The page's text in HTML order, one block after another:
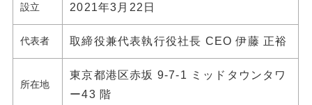
設立 2021年3月22日
代表者 取締役兼代表執行役社長 CEO 伊藤 正裕
所在地
東京都港区赤坂 9-7-1 ミッドタウンタワ
ー43 階